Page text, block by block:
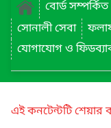
বোর্ড সম্পর্কিত
সোনালী সেবা
যোগাযোগ ও
এই কনটেন্টটি